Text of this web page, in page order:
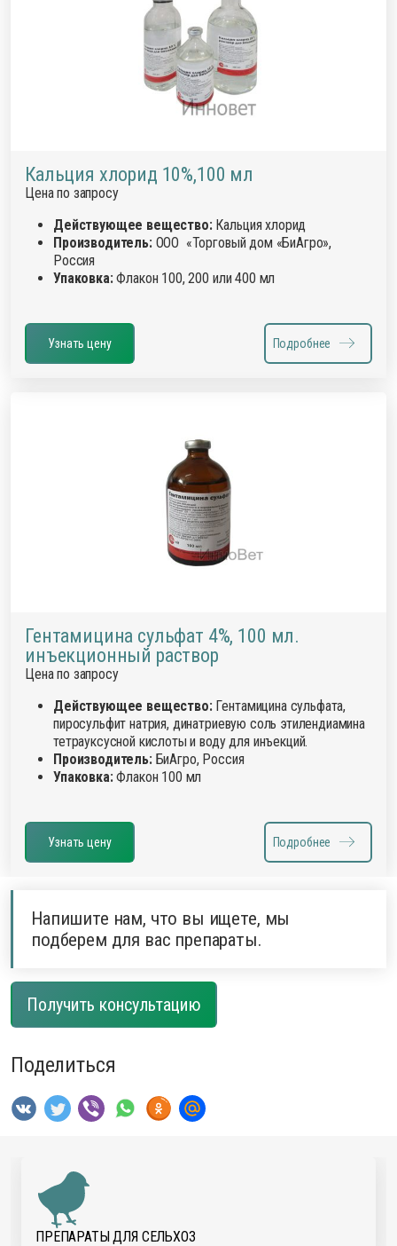
Кальция хлорид 10%,100 мл
Цена по запросу
Действующее вещество:Кальция хлорид
Производитель:ООО «Торговый дом «БиАгро»,
Россия
Упаковка:Флакон 100, 200 или 400 мл
Узнать цену Подробнее
Гентамицина сульфат 4%, 100 мл.
инъекционный раствор
Цена по запросу
Действующее вещество:Гентамицина сульфата,
пиросульфит натрия, динатриевую соль этилендиамина
тетрауксусной кислоты и воду для инъекций.
Производитель:БиАгро, Россия
Упаковка:Флакон 100 мл
Узнать цену Подробнее
Напишите нам, что вы ищете, мы
подберем для вас препараты.
Получить консультацию
Поделиться
ПРЕПАРАТЫ ДЛЯ CЕЛЬХОЗ